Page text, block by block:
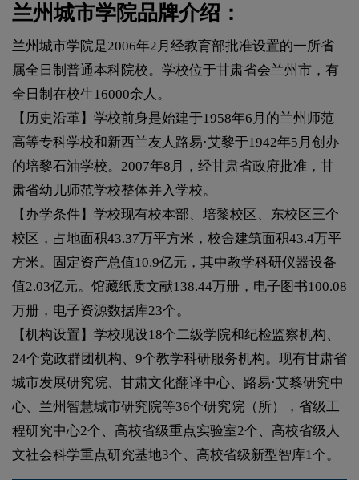
兰州城市学院品牌介绍：
兰州城市学院是2006年2月经教育部批准设置的一所省
属全日制普通本科院校。学校位于甘肃省会兰州市，有
全日制在校生16000余人。
【历史沿革】学校前身是始建于1958年6月的兰州师范
高等专科学校和新西兰友人路易·艾黎于1942年5月创办
的培黎石油学校。2007年8月，经甘肃省政府批准，甘
肃省幼儿师范学校整体并入学校。
【办学条件】学校现有校本部、培黎校区、东校区三个
校区，占地面积43.37万平方米，校舍建筑面积43.4万平
方米。固定资产总值10.9亿元，其中教学科研仪器设备
值2.03亿元。馆藏纸质文献138.44万册，电子图书100.08
万册，电子资源数据库23个。
【机构设置】学校现设18个二级学院和纪检监察机构、
24个党政群团机构、9个教学科研服务机构。现有甘肃省
城市发展研究院、甘肃文化翻译中心、路易·艾黎研究中
心、兰州智慧城市研究院等36个研究院（所），省级工
程研究中心2个、高校省级重点实验室2个、高校省级人
文社会科学重点研究基地3个、高校省级新型智库1个。